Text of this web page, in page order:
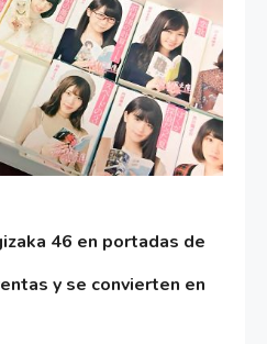
46 en portadas de
y se convierten en